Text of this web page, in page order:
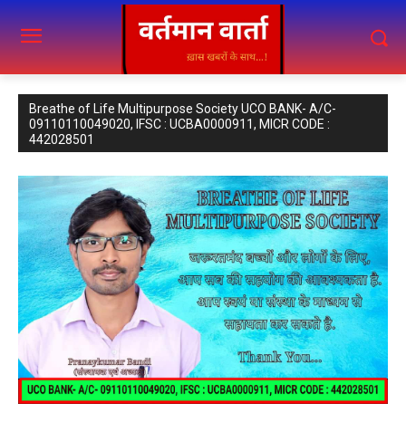
Breathe of Life Multipurpose Society UCO BANK- A/C-
09110110049020, IFSC : UCBA0000911, MICR CODE :
442028501